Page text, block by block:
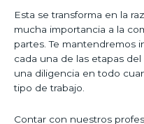
Esta se transforma en la
mucha importancia a la
partes. Te mantendremos
cada una de las etapas
una diligencia en todo
tipo de trabajo.
Contar con nuestros